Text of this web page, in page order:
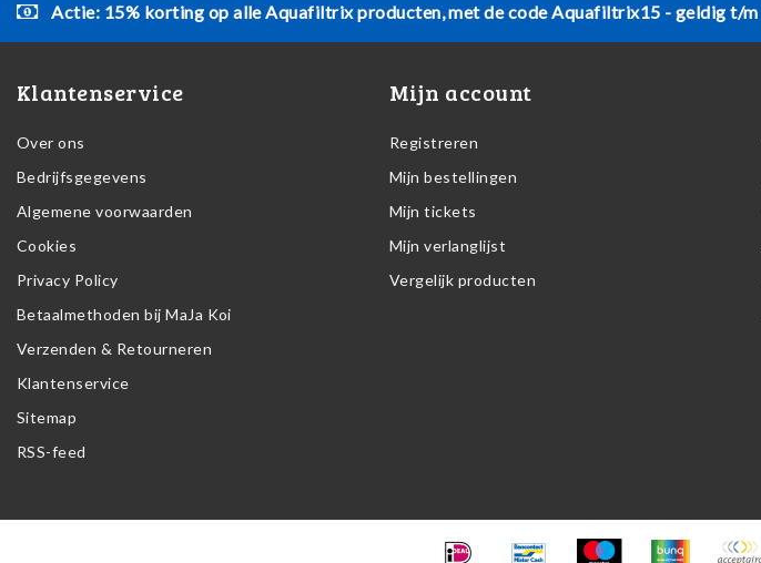
Actie: 15% korting op alle Aquafiltrix producten, met de code Aquafiltrix15 - geldig t/m
Klantenservice
Over ons
Bedrijfsgegevens
Algemene voorwaarden
Cookies
Privacy Policy
Betaalmethoden bij MaJa Koi
Verzenden & Retourneren
Klantenservice
Sitemap
RSS-feed
Mijn account
Registreren
Mijn bestellingen
Mijn tickets
Mijn verlanglijst
Vergelijk producten